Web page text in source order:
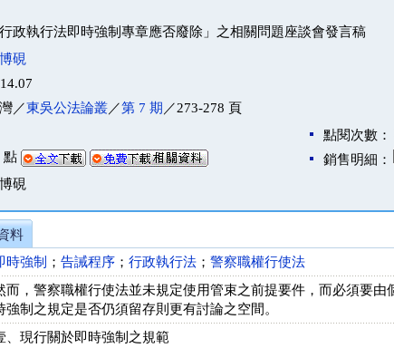
行政執行法即時強制專章應否廢除」之相關問題座談會發言稿
硯
／東吳公法論叢／第 7 期 ／273-278 頁
點閱次數：
點
銷售明細：
硯
料
時強制 ； 告誡程序 ； 行政執行法 ； 警察職權行使法
而，警察職權行使法並未規定使用管束之前提要件，而必須要
強制之規定是否仍須留存則更有討論之空間。
、現行關於即時強制之規範